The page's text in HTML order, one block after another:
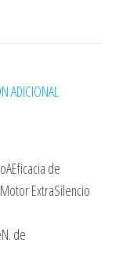
ADICIONAL
de
ExtraSilencio
de